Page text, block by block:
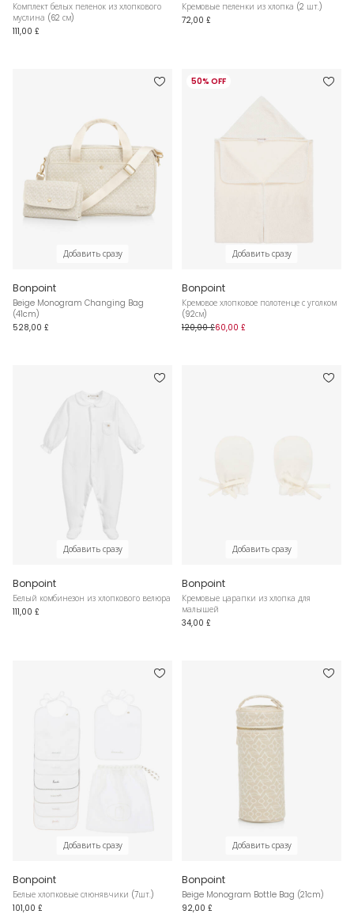
Комплект белых пеленок из хлопкового
муслина (62 см)
111,00 £
Кремовые пеленки из хлопка (2 шт.)
72,00 £
Добавить сразу
Bonpoint
Beige Monogram Changing Bag
(41cm)
528,00 £
50% OFF
Добавить сразу
Bonpoint
Кремовое хлопковое полотенце с уголком
(92см)
120,00 £60,00 £
Добавить сразу
Bonpoint
Белый комбинезон из хлопкового велюра
111,00 £
Добавить сразу
Bonpoint
Кремовые царапки из хлопка для
малышей
34,00 £
Добавить сразу
Bonpoint
Белые хлопковые слюнявчики (7шт.)
101,00 £
Добавить сразу
Bonpoint
Beige Monogram Bottle Bag (21cm)
92,00 £